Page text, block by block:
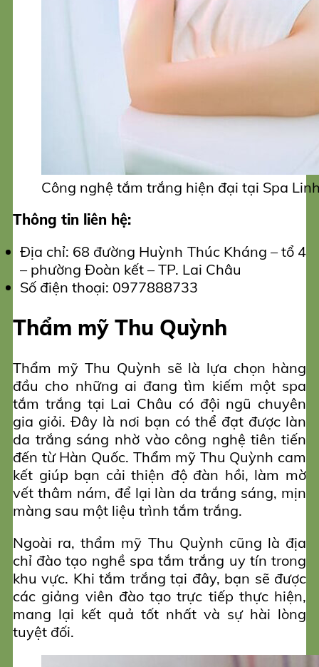
Công nghệ tắm trắng hiện đại tại Spa
Thông tin liên hệ:
Địa chỉ: 68 đường Huỳnh Thúc Kháng – tổ 4
– phường Đoàn kết – TP. Lai Châu
Số điện thoại: 0977888733
Thẩm mỹ Thu Quỳnh
Thẩm mỹ Thu Quỳnh sẽ là lựa chọn hàng
đầu cho những ai đang tìm kiếm một spa
tắm trắng tại Lai Châu có đội ngũ chuyên
gia giỏi. Đây là nơi bạn có thể đạt được làn
da trắng sáng nhờ vào công nghệ tiên tiến
đến từ Hàn Quốc. Thẩm mỹ Thu Quỳnh cam
kết giúp bạn cải thiện độ đàn hồi, làm mờ
vết thâm nám, để lại làn da trắng sáng, mịn
màng sau một liệu trình tắm trắng.
Ngoài ra, thẩm mỹ Thu Quỳnh cũng là địa
chỉ đào tạo nghề spa tắm trắng uy tín trong
khu vực. Khi tắm trắng tại đây, bạn sẽ được
các giảng viên đào tạo trực tiếp thực hiện,
mang lại kết quả tốt nhất và sự hài lòng
tuyệt đối.